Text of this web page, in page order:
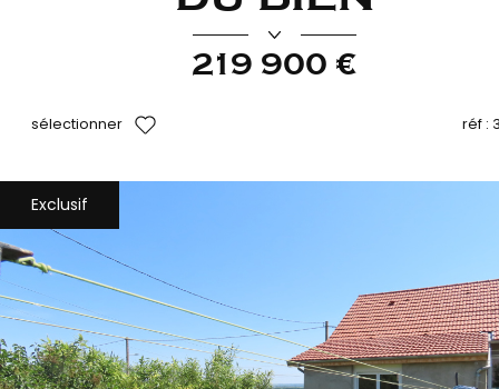
219 900 €
sélectionner réf :
Exclusif